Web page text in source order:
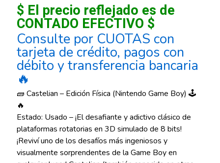
$ El precio reflejado es de
CONTADO EFECTIVO $
Consulte por CUOTAS con
tarjeta de crédito, pagos con
débito y transferencia bancaria
🔥
🧱 Castelian – Edición Física (Nintendo Game Boy) 🕹️
🔥
Estado: Usado – ¡El desafiante y adictivo clásico de
plataformas rotatorias en 3D simulado de 8 bits!
¡Reviví uno de los desafíos más ingeniosos y
visualmente sorprendentes de la Game Boy en